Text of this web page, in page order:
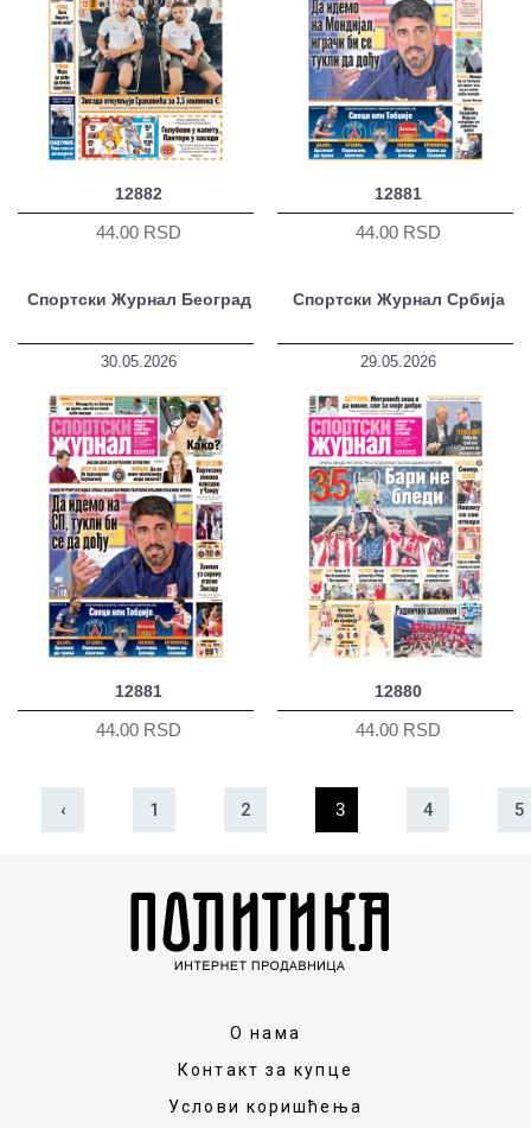
12882
44.00 RSD
12881
44.00 RSD
Спортски Журнал Београд
30.05.2026
12881
44.00 RSD
Спортски Журнал Србија
29.05.2026
12880
44.00 RSD
‹ 1 2 3 4 5
О нама
Контакт за купце
Услови коришћења